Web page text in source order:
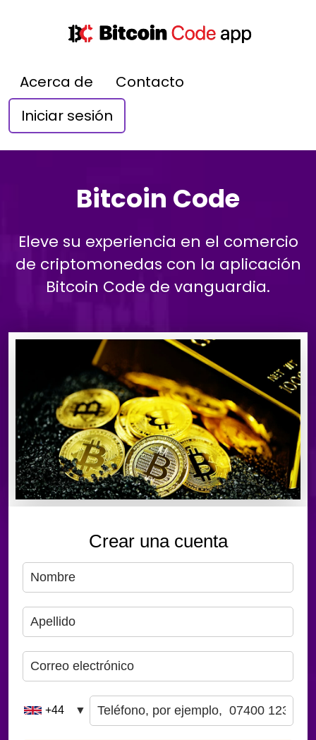
Acerca de
Contacto
Iniciar sesión
Bitcoin Code
Eleve su experiencia en el comercio
de criptomonedas con la aplicación
Bitcoin Code de vanguardia.